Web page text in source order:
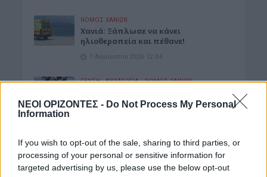
ΝΕΟΙ ΟΡΙΖΟΝΤΕΣ - Do Not Process My Personal
Information
If you wish to opt-out of the sale, sharing to third parties, or
processing of your personal or sensitive information for
targeted advertising by us, please use the below opt-out
ΝΟΜΌΣ ΧΑΝΊΩΝ
Χανιά: Ξάπλωσε να κάνει
ηλιοθεραπεία και πέθανε!
7 Αυγούστου 2026 12:04
ΓΕΎΣΗ - ΨΥΧΑΓΩΓΊΑ • ΝΟΜΌΣ ΧΑΝΊΩΝ
Εαυτόν Σωθήτω» στο Θέατρο
ΓΕΎΣΗ - ΨΥΧΑΓΩΓΊΑ ΝΟΜΌΣ ΧΑΝΊΩΝ
Xανιά: Παράσταση Καραγκιόζη στο
Αμφιθέατρο Λενταριανών